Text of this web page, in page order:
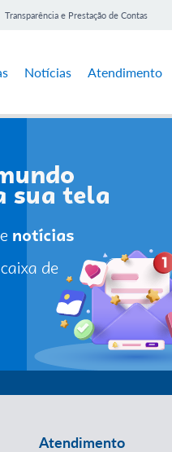
Transparência e Prestação de Contas
Notícias Atendimento
Atendimento